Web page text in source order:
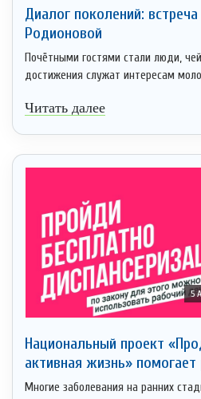
Диалог поколений:
Родионовой
Почётными гостями стали люди,
достижения служат интересам
Читать далее
5
Национальный проект
активная жизнь» помогает
Многие заболевания на ранних